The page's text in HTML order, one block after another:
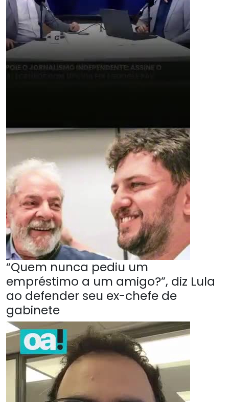
“Quem nunca pediu um
empréstimo a um amigo?”, diz Lula
ao defender seu ex-chefe de
gabinete